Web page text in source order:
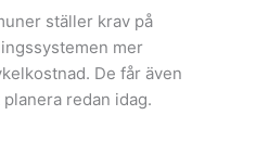
ställer krav på
mer
De får även
redan idag.